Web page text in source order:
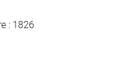
: 1826